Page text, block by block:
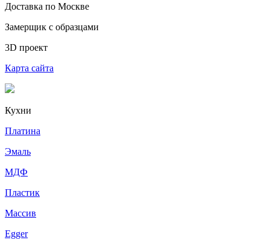
Доставка по Москве
Замерщик с образцами
3D проект
Карта сайта
Кухни
Платина
Эмаль
МДФ
Пластик
Массив
Egger